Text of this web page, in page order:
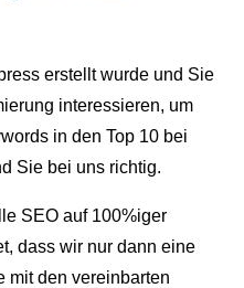
erstellt wurde und Sie
interessieren, um
in den Top 10 bei
Sie bei uns richtig.
SEO auf 100%iger
dass wir nur dann eine
mit den vereinbarten